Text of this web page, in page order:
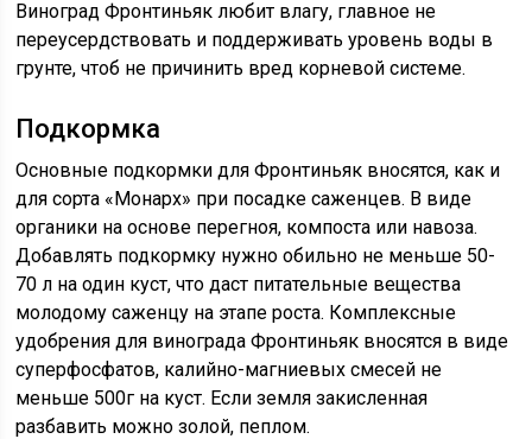
Виноград Фронтиньяк любит влагу, главное не
переусердствовать и поддерживать уровень воды в
грунте, чтоб не причинить вред корневой системе.
Подкормка
Основные подкормки для Фронтиньяк вносятся, как и
для сорта «Монарх» при посадке саженцев. В виде
органики на основе перегноя, компоста или навоза.
Добавлять подкормку нужно обильно не меньше 50-
70 л на один куст, что даст питательные вещества
молодому саженцу на этапе роста. Комплексные
удобрения для винограда Фронтиньяк вносятся в виде
суперфосфатов, калийно-магниевых смесей не
меньше 500г на куст. Если земля закисленная
разбавить можно золой, пеплом.